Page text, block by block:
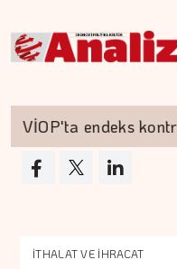
endeks kontratı
İTHALAT VE İHRACAT